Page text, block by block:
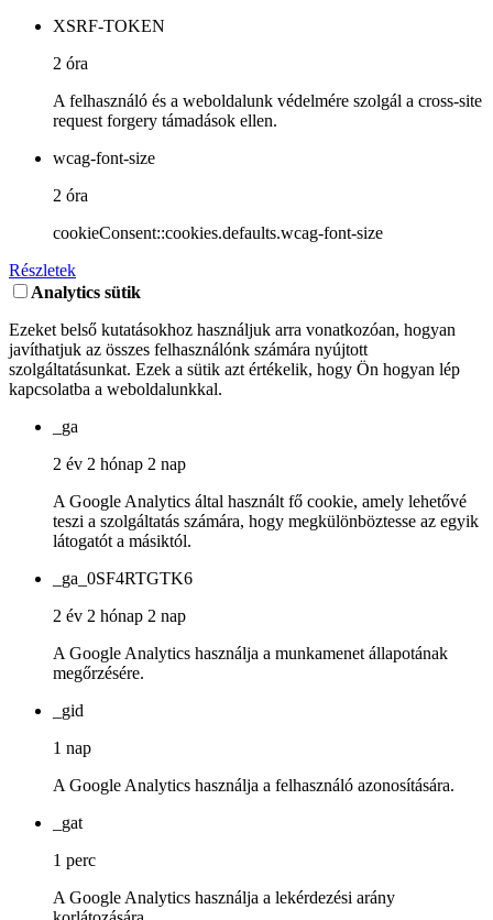
XSRF-TOKEN
2 óra
A felhasználó és a weboldalunk védelmére szolgál a cross-site
request forgery támadások ellen.
wcag-font-size
2 óra
cookieConsent::cookies.defaults.wcag-font-size
Részletek
Analytics sütik
Ezeket belső kutatásokhoz használjuk arra vonatkozóan, hogyan
javíthatjuk az összes felhasználónk számára nyújtott
szolgáltatásunkat. Ezek a sütik azt értékelik, hogy Ön hogyan lép
kapcsolatba a weboldalunkkal.
_ga
2 év 2 hónap 2 nap
A Google Analytics által használt fő cookie, amely lehetővé
teszi a szolgáltatás számára, hogy megkülönböztesse az egyik
látogatót a másiktól.
_ga_0SF4RTGTK6
2 év 2 hónap 2 nap
A Google Analytics használja a munkamenet állapotának
megőrzésére.
_gid
1 nap
A Google Analytics használja a felhasználó azonosítására.
_gat
1 perc
A Google Analytics használja a lekérdezési arány